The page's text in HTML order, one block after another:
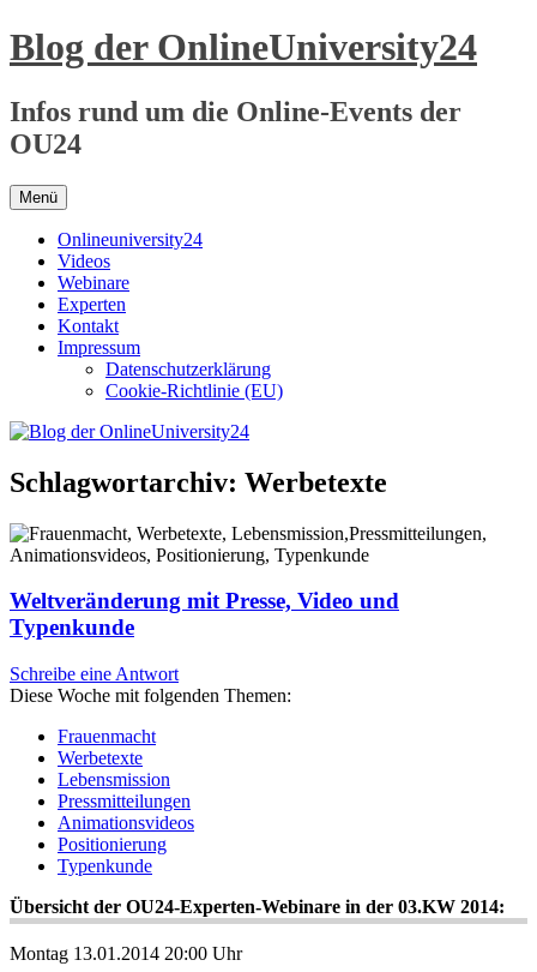
Zum
Inhalt
Blog der OnlineUniversity24
Infos rund um die Online-Events der
OU24
Menü
Onlineuniversity24
Videos
Webinare
Experten
Kontakt
Impressum
Datenschutzerklärung
Cookie-Richtlinie (EU)
Schlagwortarchiv: Werbetexte
Weltveränderung mit Presse, Video und
Typenkunde
Schreibe eine Antwort
Diese Woche mit folgenden Themen:
Frauenmacht
Werbetexte
Lebensmission
Pressmitteilungen
Animationsvideos
Positionierung
Typenkunde
Übersicht der OU24-Experten-Webinare in der 03.KW 2014:
Montag 13.01.2014 20:00 Uhr